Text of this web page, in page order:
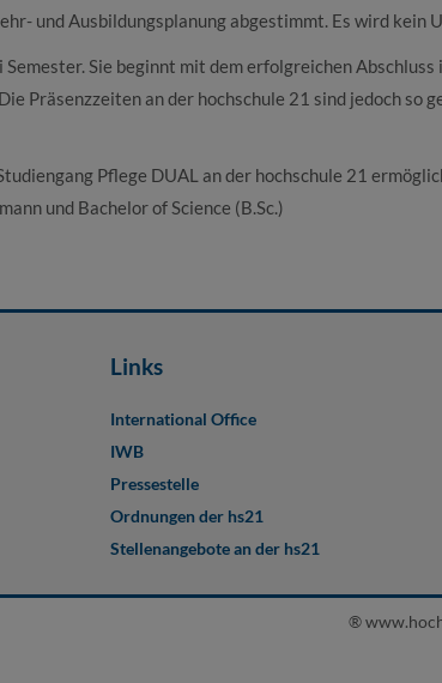
und Ausbildungsplanung abgestimmt. Es wird kein
Sie beginnt mit dem erfolgreichen
Präsenzzeiten an der hochschule 21 sind jedoch so
Pflege DUAL an der hochschule 21
und Bachelor of Science (B.Sc.)
Links
International Office
IWB
Pressestelle
Ordnungen der hs21
Stellenangebote an der hs21
®